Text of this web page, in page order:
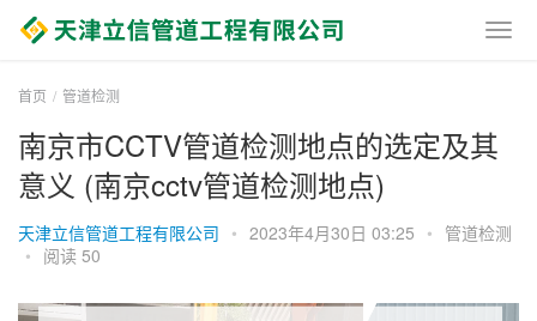
首页 管道检测
南京市CCTV管道检测地点的选定及其
意义 (南京cctv管道检测地点)
天津立信管道工程有限公司 • 2023年4月30日 03:25 • 管道检测
• 阅读 50